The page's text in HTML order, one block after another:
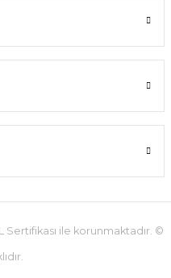
Sertifikası ile korunmaktadır. ©